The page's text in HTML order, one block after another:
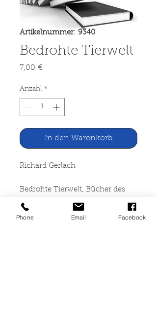
Artikelnummer: 9340
Bedrohte Tierwelt
7,00 €Preis
Anzahl *
In den Warenkorb
Richard Gerlach
Bedrohte Tierwelt, Bücher des
Wissens
Phone Email Facebook